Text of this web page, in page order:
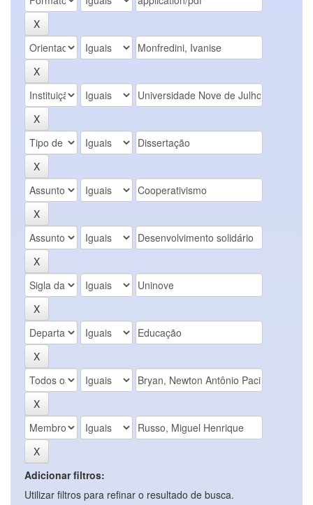
Adicionar filtros:
Utilizar filtros para refinar o resultado de busca.